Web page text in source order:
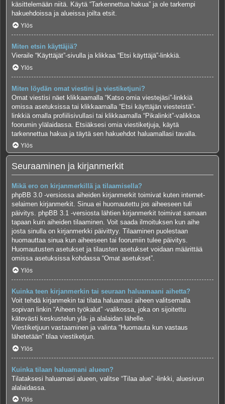
käsittelemään niitä. Käytä “Tarkennettua hakua” ja ole tarkempi
hakuehdoissa ja alueissa joilta etsit.
Ylös
Miten etsin käyttäjiä?
Vieraile “Käyttäjät”-sivulla ja klikkaa “Etsi käyttäjä”-linkkiä.
Ylös
Miten löydän omat viestini ja viestiketjuni?
Omat viestisi näet klikkaamalla “Katso omia viestejäsi”-linkkiä
omissa asetuksissa tai klikkaamalla “Etsi käyttäjän viesteistä”-
linkkiä omalla profiilisivullasi tai klikkaamalla “Pikalinkit”-valikkoa
foorumin ylälaidassa. Etsiäksesi omia viestiketjuja, käytä
tarkennettua hakua ja täytä sen hakuehdot haluamallasi tavalla.
Ylös
Seuraaminen ja kirjanmerkit
Mikä ero on kirjanmerkillä ja tilaamisella?
phpBB 3.0 -versiossa aiheiden kirjanmerkit toimivat kuten internet-
selaimen kirjanmerkit. Sinua ei huomautettu jos aiheeseen tuli
päivitys. phpBB 3.1 -versiosta lähtien kirjanmerkit toimivat samaan
tapaan kuin aiheiden tilaaminen. Voit saada ilmoituksen kun aihe
josta sinulla on kirjanmerkki päivittyy. Tilaaminen puolestaan
huomauttaa sinua kun aiheeseen tai foorumiin tulee päivitys.
Huomautusten asetukset ja tilausten asetukset voidaan määrittää
omissa asetuksissa kohdassa “Omat asetukset”.
Ylös
Kuinka teen kirjanmerkin tai seuraan haluamaani aihetta?
Voit tehdä kirjanmekin tai tilata haluamasi aiheen valitsemalla
sopivan linkin “Aiheen työkalut” -valikossa, joka on sijoitettu
kätevästi keskustelun ylä- ja alalaidan lähelle.
Viestiketjuun vastaaminen ja valinta “Huomauta kun vastaus
lähetetään” tilaa viestiketjun.
Ylös
Kuinka tilaan haluamani alueen?
Tilataksesi haluamasi alueen, valitse “Tilaa alue” -linkki, aluesivun
alalaidassa.
Ylös